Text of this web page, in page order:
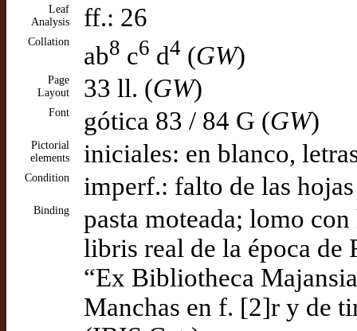
Leaf
Analysis
ff.: 26
Collation ab8 c6 d4 (GW)
Page
Layout
33 ll. (GW)
Font gótica 83 / 84 G (GW)
Pictorial
elements
iniciales: en blanco,
Condition imperf.: falto de las
Binding
pasta moteada; lomo
libris real de la época
“Ex Bibliotheca
Manchas en f. [2]r y de